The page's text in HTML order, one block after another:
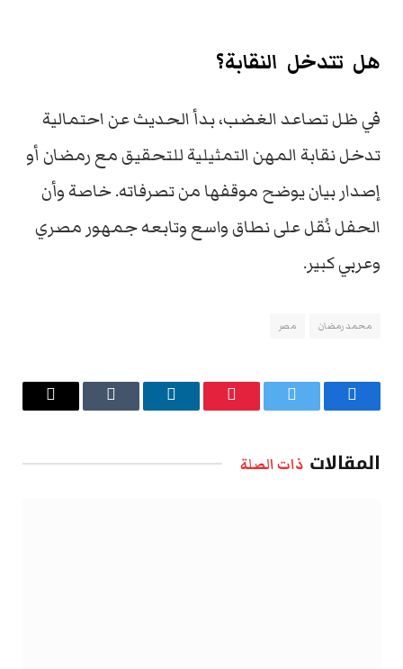
هل تتدخل النقابة؟
فيظلتصاعدالغضب،بدأالحديثعناحتمالية
تدخلنقابةالمهنالتمثيليةللتحقيقمع رمضانأو
إصدار بيانيوضح موقفها منتصرفاته.خاصةوأن
الحفلنُقلعلىنطاقواسع وتابعهجمهور مصري
وعربيكبير.
محمد رمضان مصر
فيسبوك تويتر بينتيريستلينكدإن Tumblr
البريد
المقالات ذات الصلة